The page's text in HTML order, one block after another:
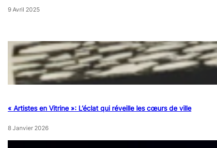
9 Avril 2025
« Artistes en Vitrine »: L’éclat qui réveille les cœurs de ville
8 Janvier 2026